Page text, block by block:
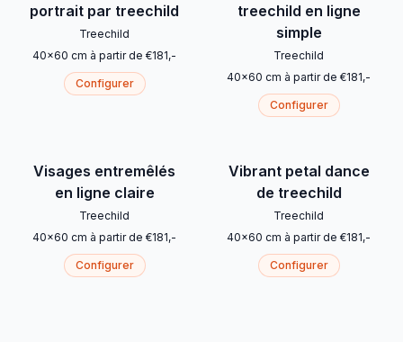
portrait par treechild
Treechild
40x60 cm à partir de €181,-
Configurer
treechild en ligne
simple
Treechild
40x60 cm à partir de €181,-
Configurer
Visages entremêlés
en ligne claire
Treechild
40x60 cm à partir de €181,-
Configurer
Vibrant petal dance
de treechild
Treechild
40x60 cm à partir de €181,-
Configurer